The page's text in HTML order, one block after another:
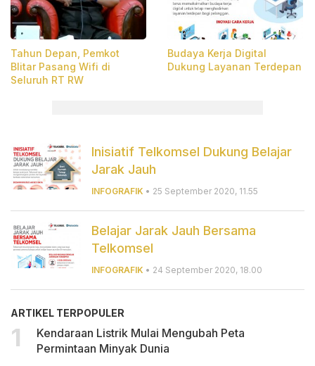
Tahun Depan, Pemkot
Blitar Pasang Wifi di
Seluruh RT RW
Budaya Kerja Digital
Dukung Layanan Terdepan
Inisiatif Telkomsel Dukung Belajar
Jarak Jauh
INFOGRAFIK • 25 September 2020, 11.55
Belajar Jarak Jauh Bersama
Telkomsel
INFOGRAFIK • 24 September 2020, 18.00
ARTIKEL TERPOPULER
Kendaraan Listrik Mulai Mengubah Peta
Permintaan Minyak Dunia